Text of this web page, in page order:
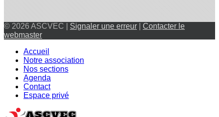
© 2026 ASCVEC | Signaler une erreur
Contacter le
webmaster
Accueil
Notre association
Nos sections
Agenda
Contact
Espace privé